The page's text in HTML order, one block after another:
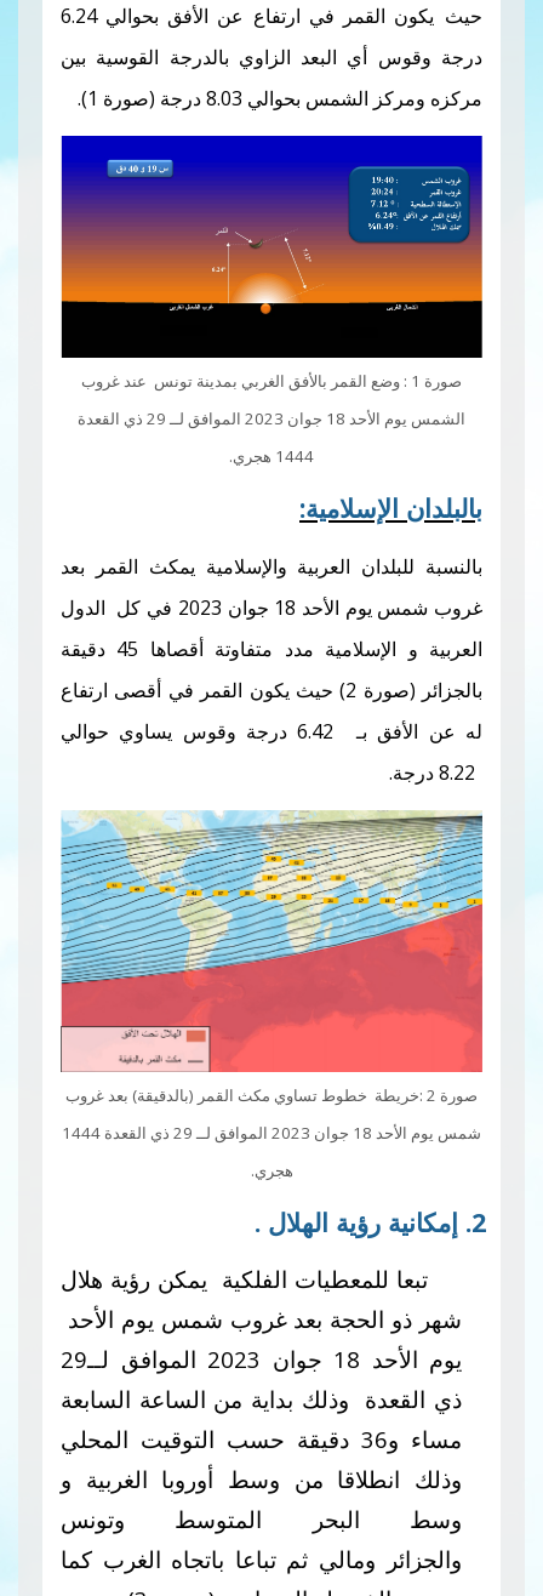
يكون القمر في ارتفاع عن الأفق بحوالي 6.24
الزاوي بالدرجة القوسية بين
8.03 درجة (صورة 1).
: وضع القمر بالأفق الغربي بمدينة تونس عند غروب
الشمس يوم الأحد 18 جوان 2023 الموافق لــ 29 ذي القعدة
العربية والإسلامية يمكث القمر بعد
غروب شمس يوم الأحد 18 جوان 2023 في كل الدول
مدد متفاوتة أقصاها45 دقيقة
بالجزائر (صورة 2) حيث يكون القمر في أقصى ارتفاع
درجة وقوس يساوي حوالي
خطوط تساوي مكث القمر (بالدقيقة) بعد غروب
شمس يوم الأحد 18 جوان 2023 الموافق لــ 29 ذي القعدة 1444
الفلكية يمكن رؤية هلال
بعد غروب شمس يوم الأحد
يوم الأحد 18 جوان 2023 الموافق لــ29
وذلك بداية من الساعة السابعة
مساء و36 دقيقة حسب التوقيت المحلي
من وسط أوروبا الغربية و
المتوسط وتونس
ومالي ثم تباعا باتجاه الغرب كما